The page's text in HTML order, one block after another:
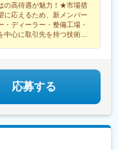
分、鹿児島、宮崎、長
！
ル／35歳 入社8年／月
51歳 入社5年／月給60
の高待遇が魅力！★市場措
に応えるため、新メンバー
ディーラー・整備工場・
心に取引先を持つ技術者
応募する